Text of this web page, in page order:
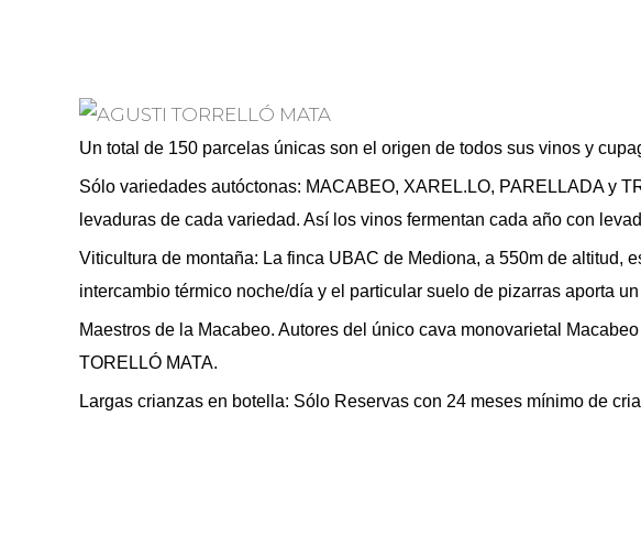
Un total de 150 parcelas únicas son el origen de todos sus vinos y
Sólo variedades autóctonas: MACABEO, XAREL.LO, PARELLADA y
levaduras de cada variedad. Así los vinos fermentan cada año con
Viticultura de montaña: La finca UBAC de Mediona, a 550m de altitud,
intercambio térmico noche/día y el particular suelo de pizarras aporta
Maestros de la Macabeo. Autores del único cava monovarietal
TORELLÓ MATA.
Largas crianzas en botella: Sólo Reservas con 24 meses mínimo de